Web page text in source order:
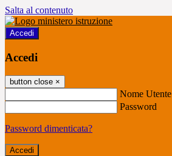
Salta al contenuto
Accedi
Accedi
button close ×
Nome Utente
Password
Password dimenticata?